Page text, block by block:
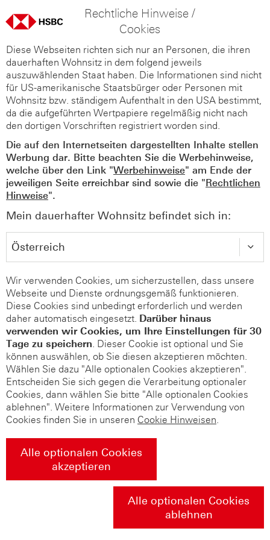
Rechtliche Hinweise /
Cookies
Diese Webseiten richten sich nur an Personen, die ihren
dauerhaften Wohnsitz in dem folgend jeweils
auszuwählenden Staat haben. Die Informationen sind nicht
für US-amerikanische Staatsbürger oder Personen mit
Wohnsitz bzw. ständigem Aufenthalt in den USA bestimmt,
da die aufgeführten Wertpapiere regelmäßig nicht nach
den dortigen Vorschriften registriert worden sind.
Die auf den Internetseiten dargestellten Inhalte stellen
Werbung dar. Bitte beachten Sie die Werbehinweise,
welche über den Link "Werbehinweise" am Ende der
jeweiligen Seite erreichbar sind sowie die "Rechtlichen
Hinweise".
Mein dauerhafter Wohnsitz befindet sich in:
Wir verwenden Cookies, um sicherzustellen, dass unsere
Webseite und Dienste ordnungsgemäß funktionieren.
Diese Cookies sind unbedingt erforderlich und werden
daher automatisch eingesetzt. Darüber hinaus
verwenden wir Cookies, um Ihre Einstellungen für 30
Tage zu speichern. Dieser Cookie ist optional und Sie
können auswählen, ob Sie diesen akzeptieren möchten.
Wählen Sie dazu "Alle optionalen Cookies akzeptieren".
Entscheiden Sie sich gegen die Verarbeitung optionaler
Cookies, dann wählen Sie bitte "Alle optionalen Cookies
ablehnen". Weitere Informationen zur Verwendung von
Cookies finden Sie in unseren Cookie Hinweisen.
Alle optionalen Cookies
akzeptieren
Alle optionalen Cookies
ablehnen